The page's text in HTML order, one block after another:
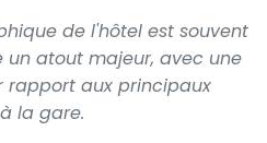
de l'hôtel est souvent
atout majeur, avec une
rapport aux principaux
la gare.